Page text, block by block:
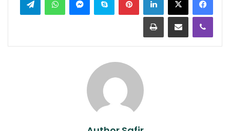
Viber
Share via Email
Print